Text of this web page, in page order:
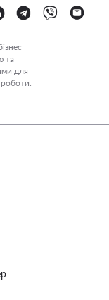
та
для
роботи.